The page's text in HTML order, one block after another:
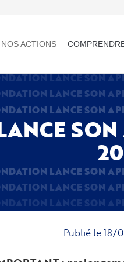
NOS ACTIONS
LANCE SON
LANCE SON
LANCE SON
LANCE SON
LANCE SON
LANCE SON
Publié le18/